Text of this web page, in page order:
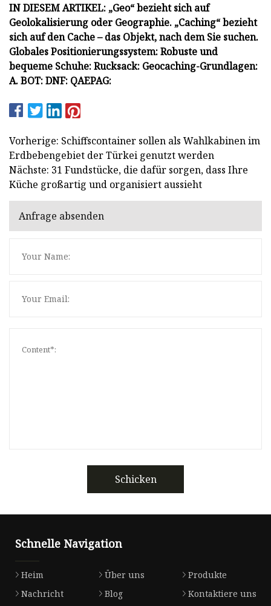
IN DIESEM ARTIKEL: „Geo“ bezieht sich auf
Geolokalisierung oder Geographie. „Caching“ bezieht
sich auf den Cache – das Objekt, nach dem Sie suchen.
Globales Positionierungssystem: Robuste und
bequeme Schuhe: Rucksack: Geocaching-Grundlagen:
A. BOT: DNF: QAEPAG:
Vorherige: Schiffscontainer sollen als Wahlkabinen im
Erdbebengebiet der Türkei genutzt werden
Nächste: 31 Fundstücke, die dafür sorgen, dass Ihre
Küche großartig und organisiert aussieht
Anfrage absenden
Schicken
Schnelle Navigation
Heim Über uns
Produkte
Nachricht
Blog
Kontaktiere uns